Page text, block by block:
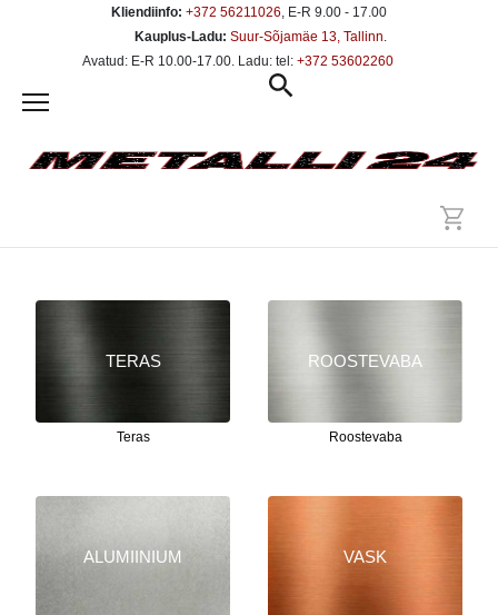
Kliendiinfo: +372 56211026, E-R 9.00 - 17.00
Kauplus-Ladu: Suur-Sõjamäe 13, Tallinn.
Avatud: E-R 10.00-17.00. Ladu: tel: +372 53602260
TERAS
Teras
ROOSTEVABA
Roostevaba
ALUMIINIUM VASK